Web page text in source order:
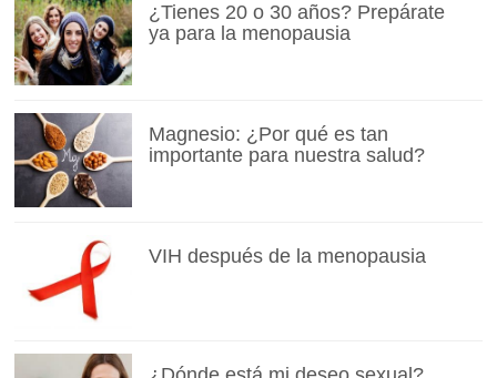
¿Tienes 20 o 30 años? Prepárate
ya para la menopausia
Magnesio: ¿Por qué es tan
importante para nuestra salud?
VIH después de la menopausia